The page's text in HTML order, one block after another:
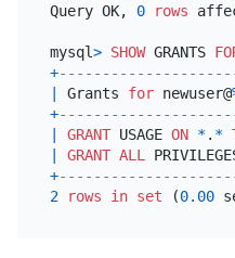
Query OK, 0 rows
mysql> SHOW GRANTS
+
Grants for newuser@
+
GRANT USAGE ON *. *
GRANT ALL
+
2
rows in set (0.00